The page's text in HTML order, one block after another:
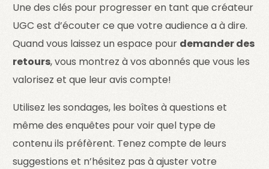
Une des clés pour progresser en tant que créateur
UGC est d’écouter ce que votre audience a à dire.
Quand vous laissez un espace pour demander des
retours, vous montrez à vos abonnés que vous les
valorisez et que leur avis compte!
Utilisez les sondages, les boîtes à questions et
même des enquêtes pour voir quel type de
contenu ils préfèrent. Tenez compte de leurs
suggestions et n’hésitez pas à ajuster votre